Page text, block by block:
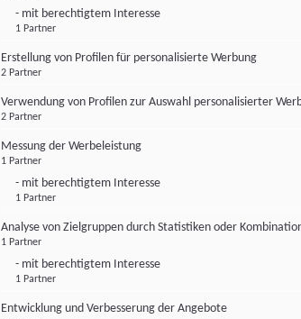
- mit berechtigtem Interesse
1 Partner
Erstellung von Profilen für personalisierte Werbung
2 Partner
Verwendung von Profilen zur Auswahl personalisierter
2 Partner
Messung der Werbeleistung
1 Partner
- mit berechtigtem Interesse
1 Partner
Analyse von Zielgruppen durch Statistiken oder
1 Partner
- mit berechtigtem Interesse
1 Partner
Entwicklung und Verbesserung der Angebote